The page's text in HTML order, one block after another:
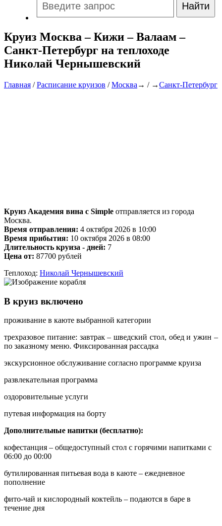
Круиз Москва – Кижи – Валаам –
Санкт-Петербург на теплоходе
Николай Чернышевский
Главная /Расписание круизов /Москва → / →Санкт-Петербург
Круиз Академия вина с Simple отправляется из города
Москва.
Время отправления: 4 октября 2026 в 10:00
Время прибытия: 10 октября 2026 в 08:00
Длительность круиза - дней: 7
Цена от: 87700 рублей
Теплоход: Николай Чернышевский
В круиз включено
проживание в каюте выбранной категории
трехразовое питание: завтрак – шведский стол, обед и ужин –
по заказному меню. Фиксированная рассадка
экскурсионное обслуживание согласно программе круиза
развлекательная программа
оздоровительные услуги
путевая информация на борту
Дополнительные напитки (бесплатно):
кофестанция – общедоступный стол с горячими напитками с
06:00 до 00:00
бутилированная питьевая вода в каюте – ежедневное
пополнение
фито-чай и кислородный коктейль – подаются в баре в
течение дня